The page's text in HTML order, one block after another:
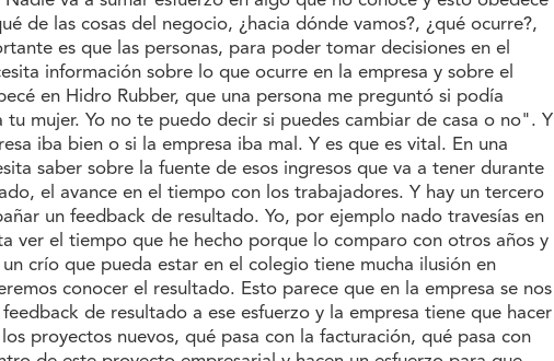
de las cosas del negocio, ¿hacia dónde vamos?, ¿qué ocurre?,
es que las personas, para poder tomar decisiones en el
información sobre lo que ocurre en la empresa y sobre el
en Hidro Rubber, que una persona me preguntó si podía
mujer. Yo no te puedo decir si puedes cambiar de casa o no". Y
iba bien o si la empresa iba mal. Y es que es vital. En una
saber sobre la fuente de esos ingresos que va a tener durante
el avance en el tiempo con los trabajadores. Y hay un tercero
un feedback de resultado. Yo, por ejemplo nado travesías en
ver el tiempo que he hecho porque lo comparo con otros años y
crío que pueda estar en el colegio tiene mucha ilusión en
conocer el resultado. Esto parece que en la empresa se nos
de resultado a ese esfuerzo y la empresa tiene que hacer
proyectos nuevos, qué pasa con la facturación, qué pasa con